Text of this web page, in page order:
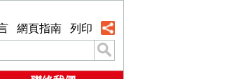
網頁指南 列印